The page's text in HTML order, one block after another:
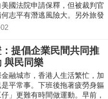
國法院申請保釋，但被裁判官
志平有潛逃風險大。另外旅發
岸，推出新版「幻彩詠香江」
提倡企業民間共同推
與民同樂
融城市，香港人生活繁忙，加
平常事。下班後拖著疲勞身軀
」更難有時間做運動。早前，